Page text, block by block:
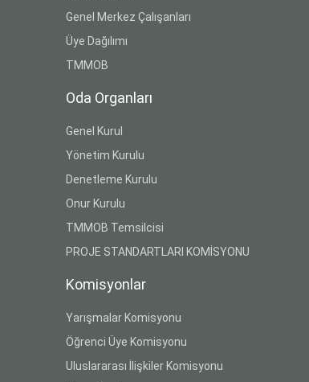
Genel Merkez Çalışanları
Üye Dağılımı
TMMOB
Oda Organları
Genel Kurul
Yönetim Kurulu
Denetleme Kurulu
Onur Kurulu
TMMOB Temsilcisi
PROJE STANDARTLARI KOMİSYONU
Komisyonlar
Yarışmalar Komisyonu
Öğrenci Üye Komisyonu
Uluslararası İlişkiler Komisyonu